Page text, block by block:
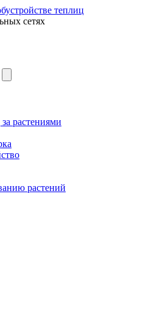
теплиц
сетях
растениями
растений